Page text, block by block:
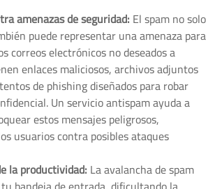
amenazas de seguridad: El spam no solo
puede representar una amenaza para
correos electrónicos no deseados a
enlaces maliciosos, archivos adjuntos
de phishing diseñados para robar
Un servicio antispam ayuda a
estos mensajes peligrosos,
usuarios contra posibles ataques
la productividad: La avalancha de spam